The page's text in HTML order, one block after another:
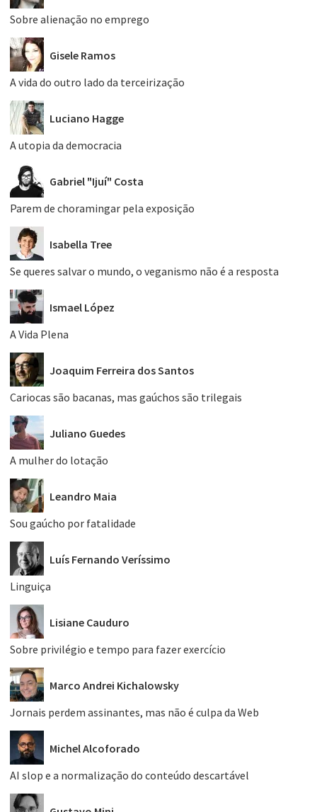
Sobre alienação no emprego
Gisele Ramos
A vida do outro lado da terceirização
Luciano Hagge
A utopia da democracia
Gabriel "Ijuí" Costa
Parem de choramingar pela exposição
Isabella Tree
Se queres salvar o mundo, o veganismo não é a resposta
Ismael López
A Vida Plena
Joaquim Ferreira dos Santos
Cariocas são bacanas, mas gaúchos são trilegais
Juliano Guedes
A mulher do lotação
Leandro Maia
Sou gaúcho por fatalidade
Luís Fernando Veríssimo
Linguiça
Lisiane Cauduro
Sobre privilégio e tempo para fazer exercício
Marco Andrei Kichalowsky
Jornais perdem assinantes, mas não é culpa da Web
Michel Alcoforado
AI slop e a normalização do conteúdo descartável